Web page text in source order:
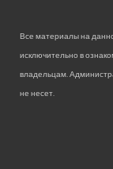
Все материалы на
исключительно в
владельцам.
не несет.